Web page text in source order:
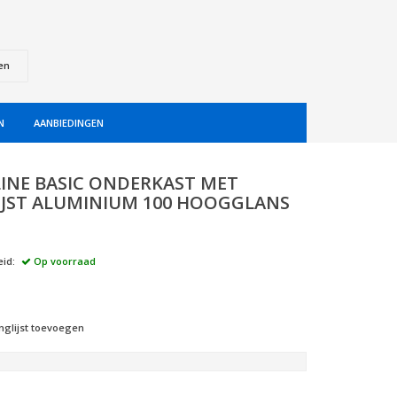
AANBIEDINGEN
BASIC ONDERKAST MET
ALUMINIUM 100 HOOGGLANS
Op voorraad
toevoegen